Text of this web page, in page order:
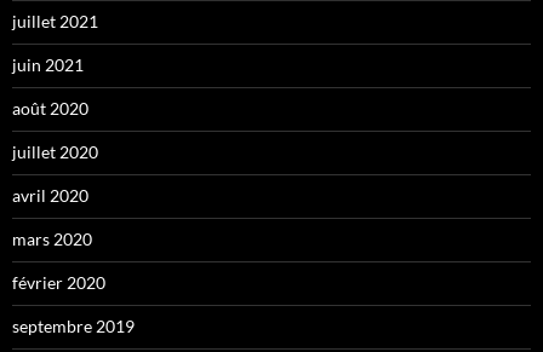
juillet 2021
juin 2021
août 2020
juillet 2020
avril 2020
mars 2020
février 2020
septembre 2019